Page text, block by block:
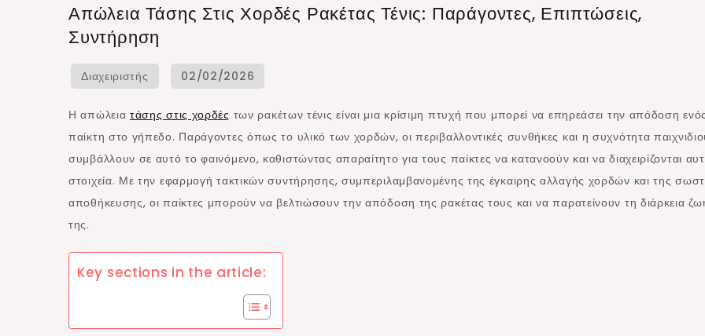
Τάσης
Απώλεια Τάσης Στις Χορδές Ρακέτας Τένις: Παράγοντες, Επιπτώσεις,
Συντήρηση
Η απώλεια τάσης στις χορδές των ρακέτων τένις είναι μια κρίσιμη πτυχή που μπορεί να επηρεάσει την απόδοση ενός
παίκτη στο γήπεδο. Παράγοντες όπως το υλικό των χορδών, οι περιβαλλοντικές συνθήκες και η συχνότητα
συμβάλλουν σε αυτό το φαινόμενο, καθιστώντας απαραίτητο για τους παίκτες να κατανοούν και να διαχειρίζονται
στοιχεία. Με την εφαρμογή τακτικών συντήρησης, συμπεριλαμβανομένης της έγκαιρης αλλαγής χορδών και της
αποθήκευσης, οι παίκτες μπορούν να βελτιώσουν την απόδοση της ρακέτας τους και να παρατείνουν τη διάρκεια
της.
Key sections in the article: